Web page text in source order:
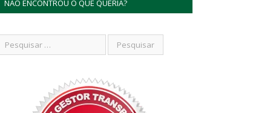
NÃO ENCONTROU O QUE QUERIA?